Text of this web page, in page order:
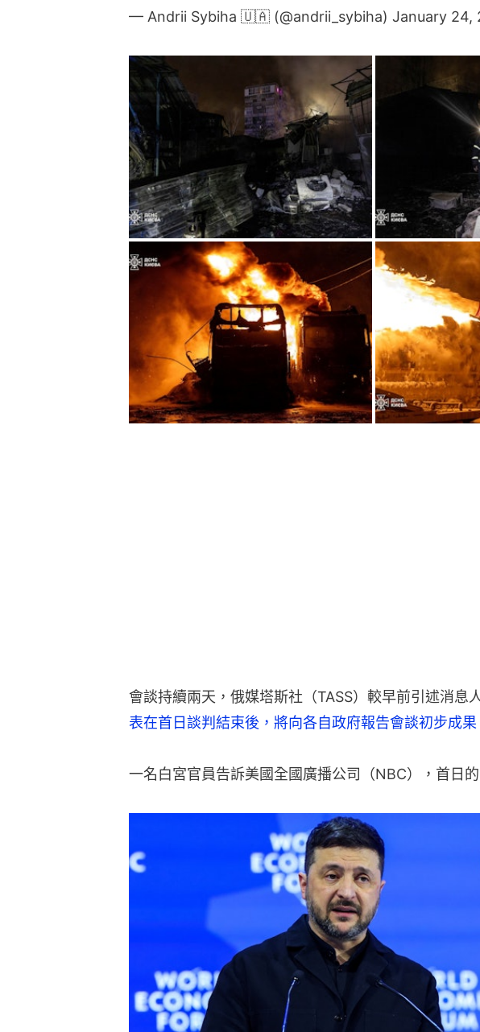
— Andrii Sybiha 🇺🇦 (@andrii_sybiha) January 24,
會談持續兩天，俄媒塔斯社（TASS）較早前引述消息
表在首日談判結束後，將向各自政府報告會談初步成果
一名白宮官員告訴美國全國廣播公司（NBC），首日